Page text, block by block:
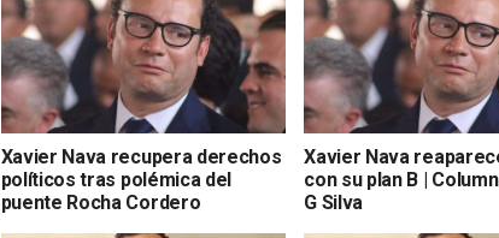
Xavier Nava recupera derechos
políticos tras polémica del
puente Rocha Cordero
Xavier Nava
con su plan B |
G Silva